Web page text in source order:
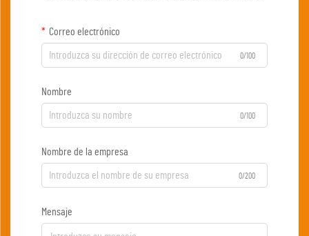
Correo electrónico
0/100
Nombre
0/100
Nombre de la empresa
0/200
Mensaje